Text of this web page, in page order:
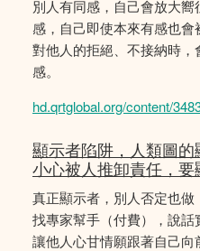
別人有同感，自己會放大
感，自己即使本來有感也
對他人的拒絕、不接納時
感。
hd.qrtglobal.org/content/
顯示者陷阱，人類圖的
小心被人推卸責任，要
真正顯示者，別人否定也
找專家幫手（付費），說話
讓他人心甘情願跟著自己向